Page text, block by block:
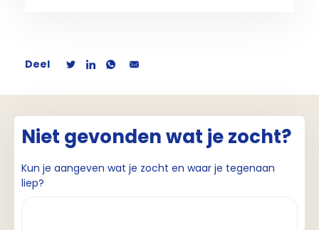
Deel
Niet gevonden wat je zocht?
Kun je aangeven wat je zocht en waar je tegenaan
liep?